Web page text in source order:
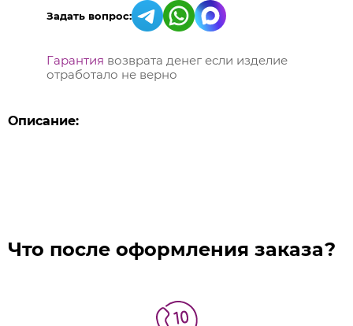
Задать вопрос:
Гарантия возврата денег если изделие
отработало не верно
Описание:
Что после оформления заказа?